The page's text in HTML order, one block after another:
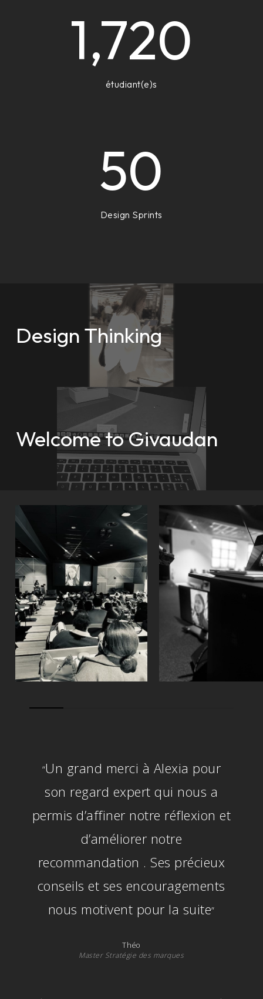
1,720
étudiant(e)s
50
Design Sprints
Design Thinking
WelcometoGivaudan
“Un grand merci à Alexia pour
son regard expert qui nous a
permis d’affiner notre réflexion et
d’améliorer notre
recommandation . Ses précieux
conseils et ses encouragements
nous motivent pour la suite”
Théo
Master Stratégie des marques